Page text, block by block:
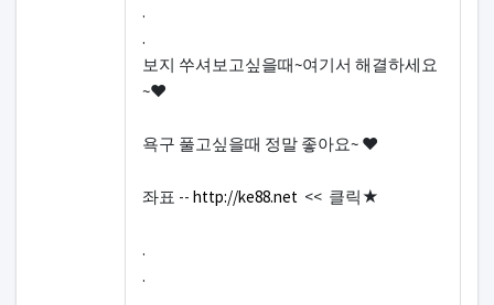
.
.
보지 쑤셔보고싶을때~여기서 해결하세요
~♥
욕구 풀고싶을때 정말 좋아요~ ♥
좌표 -- http://ke88.net<< 클릭★
.
.